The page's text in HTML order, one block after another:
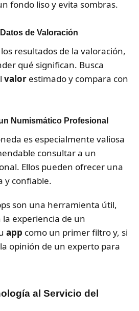
fondo liso y evita sombras.
de Valoración
resultados de la valoración,
qué significan. Busca
valor estimado y compara con
Numismático Profesional
es especialmente valiosa
consultar a un
Ellos pueden ofrecer una
y confiable.
son una herramienta útil,
experiencia de un
app como un primer filtro y, si
opinión de un experto para
al Servicio del